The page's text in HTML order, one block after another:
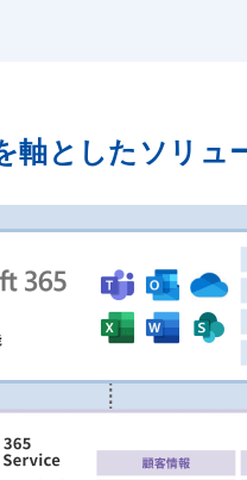
軸としたソリュ